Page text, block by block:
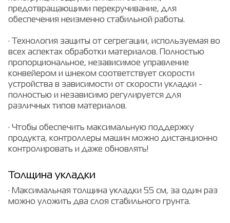
предотвращающими перекручивание, для
обеспечения неизменно стабильной работы.
· Технология защиты от сегрегации, используемая во
всех аспектах обработки материалов. Полностью
пропорциональное, независимое управление
конвейером и шнеком соответствует скорости
устройства в зависимости от скорости укладки -
полностью и независимо регулируется для
различных типов материалов.
· Чтобы обеспечить максимальную поддержку
продукта, контроллеры машин можно дистанционно
контролировать и даже обновлять!
Толщина укладки
· Максимальная толщина укладки 55 см, за один раз
можно уложить два слоя стабильного грунта.